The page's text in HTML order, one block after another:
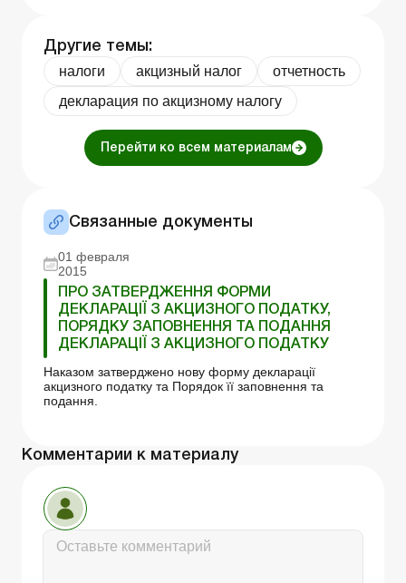
Другие темы:
налоги акцизный налог
отчетность
декларация по акцизному налогу
Перейти ко всем материалам
Связанные документы
01 февраля
2015
ПРО ЗАТВЕРДЖЕННЯ ФОРМИ
ДЕКЛАРАЦІЇ З АКЦИЗНОГО ПОДАТКУ,
ПОРЯДКУ ЗАПОВНЕННЯ ТА ПОДАННЯ
ДЕКЛАРАЦІЇ З АКЦИЗНОГО ПОДАТКУ
Наказом затверджено нову форму декларації
акцизного податку та Порядок її заповнення та
подання.
Комментарии к материалу